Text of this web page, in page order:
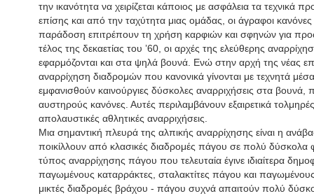
την ικανότητα να χειρίζεται κάποιος με ασφάλεια τα τεχνικά
επίσης και από την ταχύτητα μιας ομάδας, οι άγραφοι
παράδοση επιτρέπουν τη χρήση καρφιών και σφηνών για
τέλος της δεκαετίας του ’60, οι αρχές της ελεύθερης
εφαρμόζονται και στα ψηλά βουνά. Ενώ στην αρχή της νέας
αναρρίχηση διαδρομών που κανονικά γίνονται με τεχνητά
εμφανισθούν καινούργιες δύσκολες αναρριχήσεις στα
αυστηρούς κανόνες. Αυτές περιλαμβάνουν εξαιρετικά
απολαυστικές αθλητικές αναρριχήσεις.
Μια σημαντική πλευρά της αλπικής αναρρίχησης είναι η
ποικίλλουν από κλασικές διαδρομές πάγου σε πολύ δύσκολα
τύπος αναρρίχησης πάγου που τελευταία έγινε ιδιαίτερα
παγωμένους καταρράκτες, σταλακτίτες πάγου και
μικτές διαδρομές βράχου - πάγου συχνά απαιτούν πολύ